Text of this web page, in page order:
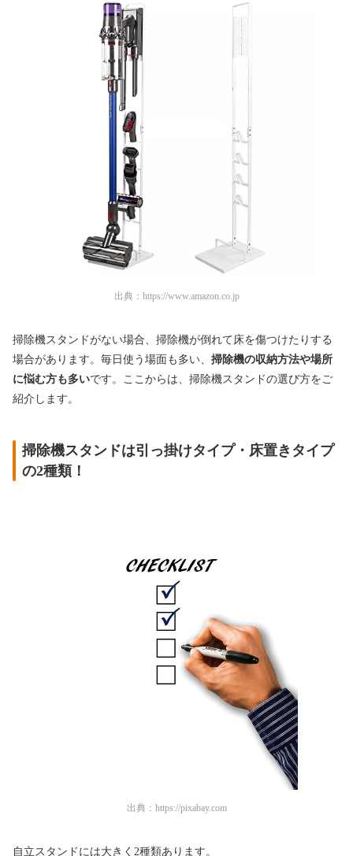
出典： https://www.amazon.co.jp
掃除機スタンドがない場合、掃除機が倒れて床を傷つけたりする
場合があります。毎日使う場面も多い、 掃除機の収納方法や場所
に悩む方も多いです。ここからは、掃除機スタンドの選び方をご
紹介します。
掃除機スタンドは引っ掛けタイプ・床置きタイプ
の2種類！
出典： https://pixabay.com
自立スタンドには大きく2種類あります。